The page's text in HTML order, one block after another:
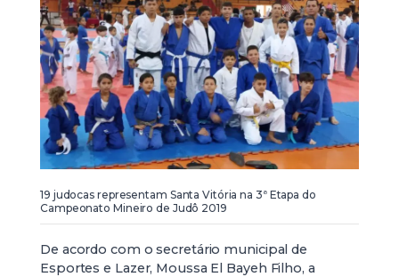
19 judocas representam Santa Vitória na 3ª Etapa do
Campeonato Mineiro de Judô 2019
De acordo com o secretário municipal de
Esportes e Lazer, Moussa El Bayeh Filho, a